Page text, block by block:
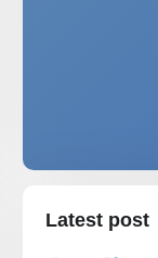
Latest post